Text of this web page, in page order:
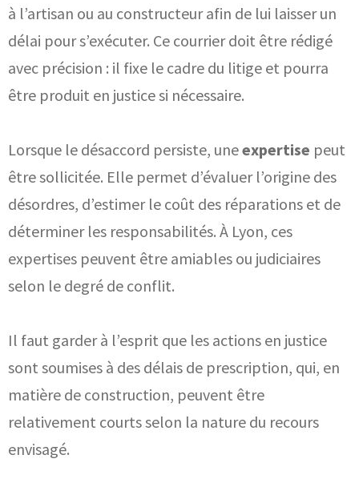
à l’artisan ou au constructeur afin de lui laisser un
délai pour s’exécuter. Ce courrier doit être rédigé
avec précision : il fixe le cadre du litige et pourra
être produit en justice si nécessaire.
Lorsque le désaccord persiste, uneexpertise peut
être sollicitée. Elle permet d’évaluer l’origine des
désordres, d’estimer le coût des réparations et de
déterminer les responsabilités. À Lyon, ces
expertises peuvent être amiables ou judiciaires
selon le degré de conflit.
Il faut garder à l’esprit que les actions en justice
sont soumises à des délais de prescription, qui, en
matière de construction, peuvent être
relativement courts selon la nature du recours
envisagé.